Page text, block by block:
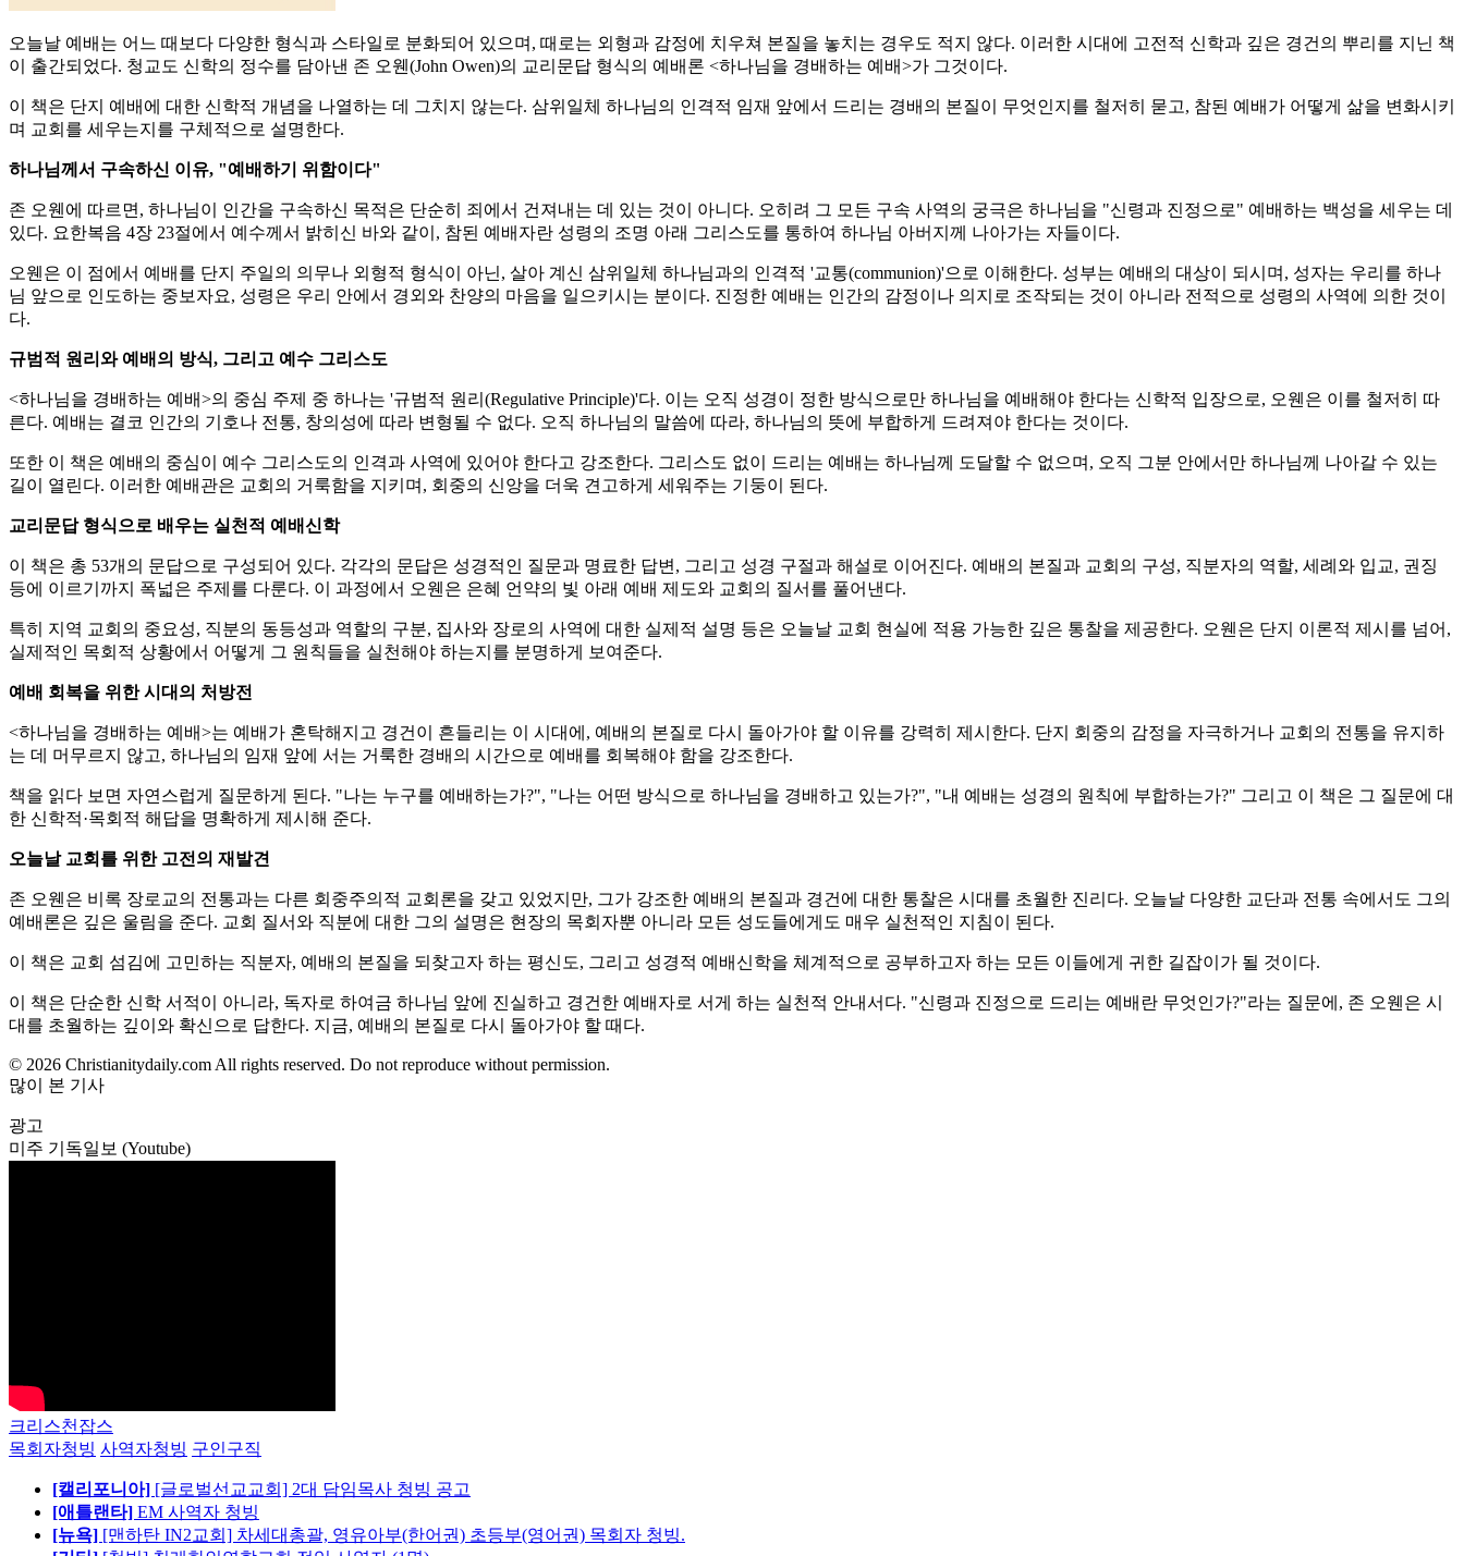
오늘날 예배는 어느 때보다 다양한 형식과 스타일로 분화되어 있으며, 때로는 외형과 감정에 치우쳐 본질을 놓치는 경우도 적지 않다. 이러한 시대에 고전적 신학과 깊은 경건의 뿌리를 지닌 책
이 출간되었다. 청교도 신학의 정수를 담아낸 존 오웬(John Owen)의 교리문답 형식의 예배론 <하나님을 경배하는 예배>가 그것이다.
이 책은 단지 예배에 대한 신학적 개념을 나열하는 데 그치지 않는다. 삼위일체 하나님의 인격적 임재 앞에서 드리는 경배의 본질이 무엇인지를 철저히 묻고, 참된 예배가 어떻게 삶을 변화시키
며 교회를 세우는지를 구체적으로 설명한다.
하나님께서 구속하신 이유, "예배하기 위함이다"
존 오웬에 따르면, 하나님이 인간을 구속하신 목적은 단순히 죄에서 건져내는 데 있는 것이 아니다. 오히려 그 모든 구속 사역의 궁극은 하나님을 "신령과 진정으로" 예배하는 백성을 세우는 데
있다. 요한복음 4장 23절에서 예수께서 밝히신 바와 같이, 참된 예배자란 성령의 조명 아래 그리스도를 통하여 하나님 아버지께 나아가는 자들이다.
오웬은 이 점에서 예배를 단지 주일의 의무나 외형적 형식이 아닌, 살아 계신 삼위일체 하나님과의 인격적 '교통(communion)'으로 이해한다. 성부는 예배의 대상이 되시며, 성자는 우리를 하나
님 앞으로 인도하는 중보자요, 성령은 우리 안에서 경외와 찬양의 마음을 일으키시는 분이다. 진정한 예배는 인간의 감정이나 의지로 조작되는 것이 아니라 전적으로 성령의 사역에 의한 것이
다.
규범적 원리와 예배의 방식, 그리고 예수 그리스도
<하나님을 경배하는 예배>의 중심 주제 중 하나는 '규범적 원리(Regulative Principle)'다. 이는 오직 성경이 정한 방식으로만 하나님을 예배해야 한다는 신학적 입장으로, 오웬은 이를 철저히 따
른다. 예배는 결코 인간의 기호나 전통, 창의성에 따라 변형될 수 없다. 오직 하나님의 말씀에 따라, 하나님의 뜻에 부합하게 드려져야 한다는 것이다.
또한 이 책은 예배의 중심이 예수 그리스도의 인격과 사역에 있어야 한다고 강조한다. 그리스도 없이 드리는 예배는 하나님께 도달할 수 없으며, 오직 그분 안에서만 하나님께 나아갈 수 있는
길이 열린다. 이러한 예배관은 교회의 거룩함을 지키며, 회중의 신앙을 더욱 견고하게 세워주는 기둥이 된다.
교리문답 형식으로 배우는 실천적 예배신학
이 책은 총 53개의 문답으로 구성되어 있다. 각각의 문답은 성경적인 질문과 명료한 답변, 그리고 성경 구절과 해설로 이어진다. 예배의 본질과 교회의 구성, 직분자의 역할, 세례와 입교, 권징
등에 이르기까지 폭넓은 주제를 다룬다. 이 과정에서 오웬은 은혜 언약의 빛 아래 예배 제도와 교회의 질서를 풀어낸다.
특히 지역 교회의 중요성, 직분의 동등성과 역할의 구분, 집사와 장로의 사역에 대한 실제적 설명 등은 오늘날 교회 현실에 적용 가능한 깊은 통찰을 제공한다. 오웬은 단지 이론적 제시를 넘어,
실제적인 목회적 상황에서 어떻게 그 원칙들을 실천해야 하는지를 분명하게 보여준다.
예배 회복을 위한 시대의 처방전
<하나님을 경배하는 예배>는 예배가 혼탁해지고 경건이 흔들리는 이 시대에, 예배의 본질로 다시 돌아가야 할 이유를 강력히 제시한다. 단지 회중의 감정을 자극하거나 교회의 전통을 유지하
는 데 머무르지 않고, 하나님의 임재 앞에 서는 거룩한 경배의 시간으로 예배를 회복해야 함을 강조한다.
책을 읽다 보면 자연스럽게 질문하게 된다. "나는 누구를 예배하는가?", "나는 어떤 방식으로 하나님을 경배하고 있는가?", "내 예배는 성경의 원칙에 부합하는가?" 그리고 이 책은 그 질문에 대
한 신학적·목회적 해답을 명확하게 제시해 준다.
오늘날 교회를 위한 고전의 재발견
존 오웬은 비록 장로교의 전통과는 다른 회중주의적 교회론을 갖고 있었지만, 그가 강조한 예배의 본질과 경건에 대한 통찰은 시대를 초월한 진리다. 오늘날 다양한 교단과 전통 속에서도 그의
예배론은 깊은 울림을 준다. 교회 질서와 직분에 대한 그의 설명은 현장의 목회자뿐 아니라 모든 성도들에게도 매우 실천적인 지침이 된다.
이 책은 교회 섬김에 고민하는 직분자, 예배의 본질을 되찾고자 하는 평신도, 그리고 성경적 예배신학을 체계적으로 공부하고자 하는 모든 이들에게 귀한 길잡이가 될 것이다.
이 책은 단순한 신학 서적이 아니라, 독자로 하여금 하나님 앞에 진실하고 경건한 예배자로 서게 하는 실천적 안내서다. "신령과 진정으로 드리는 예배란 무엇인가?"라는 질문에, 존 오웬은 시
대를 초월하는 깊이와 확신으로 답한다. 지금, 예배의 본질로 다시 돌아가야 할 때다.
© 2026 Christianitydaily.com All rights reserved. Do not reproduce without permission.
많이 본 기사
광고
미주 기독일보 (Youtube)
크리스천잡스
목회자청빙 사역자청빙 구인구직
[캘리포니아] [글로벌선교교회] 2대 담임목사 청빙 공고
[애틀랜타] EM 사역자 청빙
[뉴욕] [맨하탄 IN2교회] 차세대총괄, 영유아부(한어권) 초등부(영어권) 목회자 청빙.